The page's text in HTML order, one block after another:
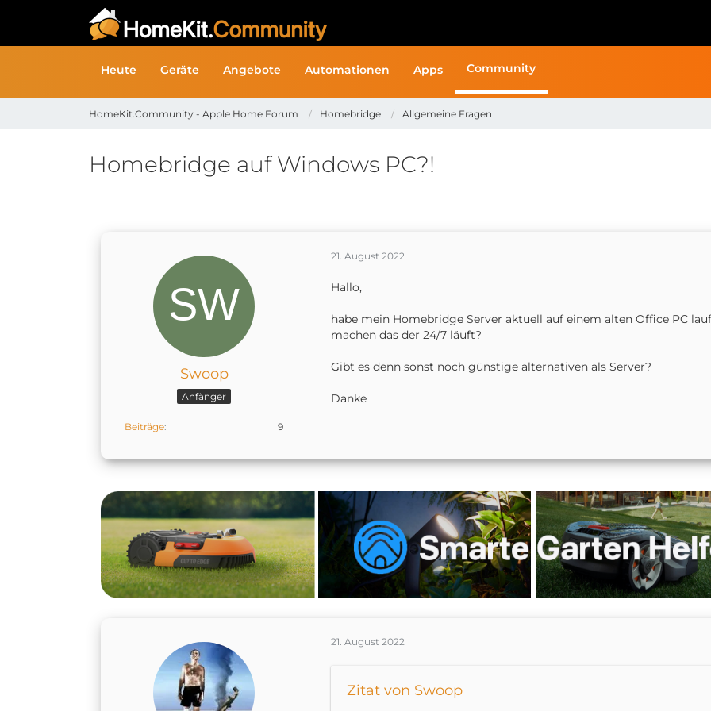
Heute Geräte Angebote Automationen Apps Community
HomeKit.Community - Apple Home Forum Homebridge Allgemeine Fragen
Homebridge auf Windows PC?!
Swoop
Anfänger
Beiträge 9
21. August 2022
Hallo,
habe mein Homebridge Server aktuell auf einem alten Office PC
machen das der 24/7 läuft?
Gibt es denn sonst noch günstige alternativen als Server?
Danke
21. August 2022
Zitat von Swoop